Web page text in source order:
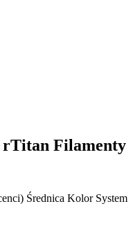
Filamenty
Średnica Kolor System